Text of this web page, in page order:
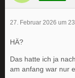
27. Februar 2026 um
HÄ?
Das hatte ich ja
am anfang war nur